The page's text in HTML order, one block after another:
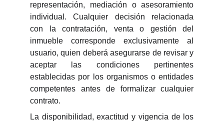
representación, mediación o asesoramiento
individual. Cualquier decisión relacionada
con la contratación, venta o gestión del
inmueble corresponde exclusivamente al
usuario, quien deberá asegurarse de revisar y
aceptar las condiciones pertinentes
establecidas por los organismos o entidades
competentes antes de formalizar cualquier
contrato.
La disponibilidad, exactitud y vigencia de los